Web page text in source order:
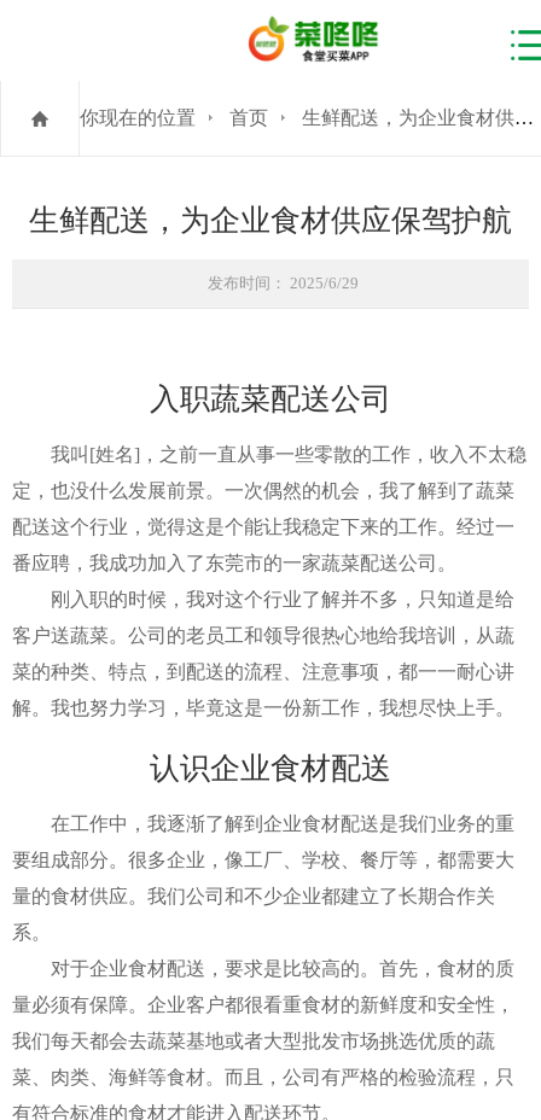
你现在的位置 首页 生鲜配送，为企业食材供应保驾护航
生鲜配送，为企业食材供应保驾护航
发布时间： 2025/6/29
入职蔬菜配送公司
我叫[姓名]，之前一直从事一些零散的工作，收入不太稳
定，也没什么发展前景。一次偶然的机会，我了解到了蔬菜
配送这个行业，觉得这是个能让我稳定下来的工作。经过一
番应聘，我成功加入了东莞市的一家蔬菜配送公司。
刚入职的时候，我对这个行业了解并不多，只知道是给
客户送蔬菜。公司的老员工和领导很热心地给我培训，从蔬
菜的种类、特点，到配送的流程、注意事项，都一一耐心讲
解。我也努力学习，毕竟这是一份新工作，我想尽快上手。
认识企业食材配送
在工作中，我逐渐了解到企业食材配送是我们业务的重
要组成部分。很多企业，像工厂、学校、餐厅等，都需要大
量的食材供应。我们公司和不少企业都建立了长期合作关
系。
对于企业食材配送，要求是比较高的。首先，食材的质
量必须有保障。企业客户都很看重食材的新鲜度和安全性，
我们每天都会去蔬菜基地或者大型批发市场挑选优质的蔬
菜、肉类、海鲜等食材。而且，公司有严格的检验流程，只
有符合标准的食材才能进入配送环节。